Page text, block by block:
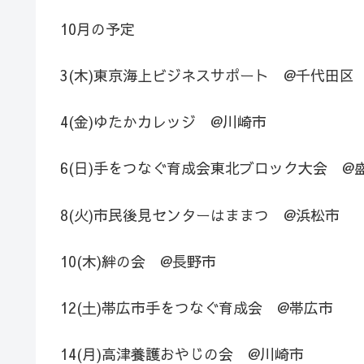
10月の予定
3(木)東京海上ビジネスサポート @千代田区
4(金)ゆたかカレッジ @川崎市
6(日)手をつなぐ育成会東北ブロック大会 @
8(火)市民後見センターはままつ @浜松市
10(木)絆の会 @長野市
12(土)帯広市手をつなぐ育成会 @帯広市
14(月)高津養護おやじの会 @川崎市